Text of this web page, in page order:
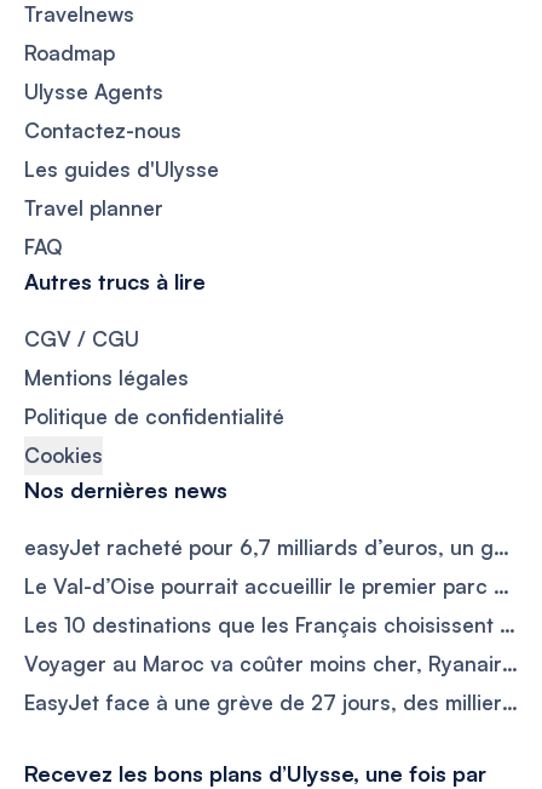
Travelnews
Roadmap
Ulysse Agents
Contactez-nous
Les guides d'Ulysse
Travel planner
FAQ
Autres trucs à lire
CGV / CGU
Mentions légales
Politique de confidentialité
Cookies
Nos dernières news
easyJet racheté pour 6,7 milliards d’euros, un géant américain prend les commandes de la compagnie
Le Val-d’Oise pourrait accueillir le premier parc Dragon Ball d’Europe sur les ruines de Mirapolis
Les 10 destinations que les Français choisissent pour éviter la foule et payer moins cher en septembre
Voyager au Maroc va coûter moins cher, Ryanair ajoute 17 nouvelles liaisons vers l’Europe
EasyJet face à une grève de 27 jours, des milliers de vacanciers risquent de voir leurs vols perturbés
Recevez les bons plans d’Ulysse, une fois par